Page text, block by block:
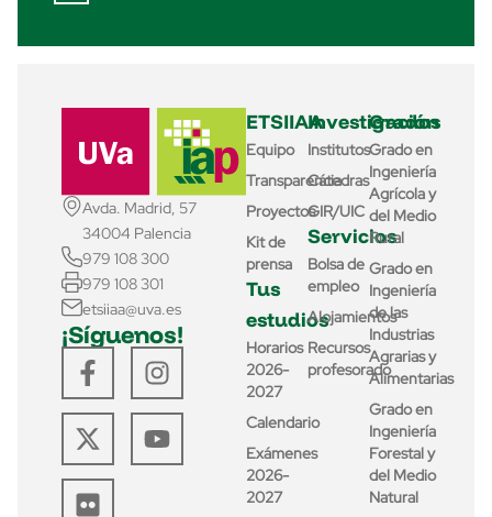
Avda. Madrid, 57
34004 Palencia
979 108 300
979 108 301
etsiiaa@uva.es
¡Síguenos!
ETSIIAA
Equipo
Transparencia
Proyectos
Kit de
prensa
Tus
estudios
Horarios
2026-
2027
Calendario
Exámenes
2026-
2027
Investigación
Institutos
Cátedras
GIR/UIC
Servicios
Bolsa de
empleo
Alojamientos
Recursos
profesorado
Grados
Grado en
Ingeniería
Agrícola y
del Medio
Rural
Grado en
Ingeniería
de las
Industrias
Agrarias y
Alimentarias
Grado en
Ingeniería
Forestal y
del Medio
Natural